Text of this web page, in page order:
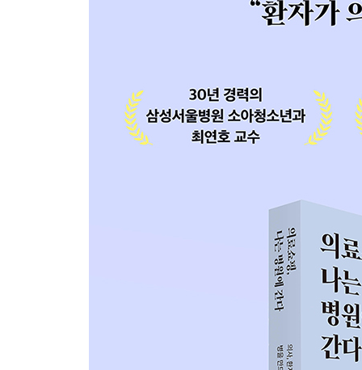
제6장 휴머니즘 의료
의사 입장에서 쓰는 약, 환자 입장에서 쓰는 약 |
에필로그 : 우리는 AI 병원이 아니라 사람의 병원을